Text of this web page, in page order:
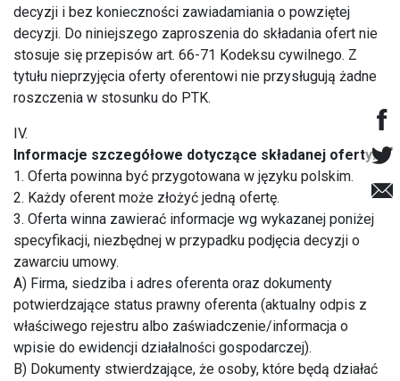
decyzji i bez konieczności zawiadamiania o powziętej
decyzji. Do niniejszego zaproszenia do składania ofert nie
stosuje się przepisów art. 66-71 Kodeksu cywilnego. Z
tytułu nieprzyjęcia oferty oferentowi nie przysługują żadne
roszczenia w stosunku do PTK.
IV.
Informacje szczegółowe dotyczące składanej oferty:
1. Oferta powinna być przygotowana w języku polskim.
2. Każdy oferent może złożyć jedną ofertę.
3. Oferta winna zawierać informacje wg wykazanej poniżej
specyfikacji, niezbędnej w przypadku podjęcia decyzji o
zawarciu umowy.
A) Firma, siedziba i adres oferenta oraz dokumenty
potwierdzające status prawny oferenta (aktualny odpis z
właściwego rejestru albo zaświadczenie/informacja o
wpisie do ewidencji działalności gospodarczej).
B) Dokumenty stwierdzające, że osoby, które będą działać